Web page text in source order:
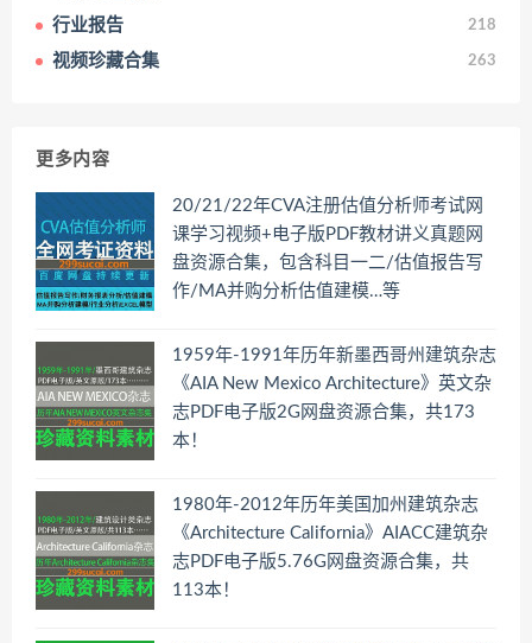
行业报告 218
视频珍藏合集 263
更多内容
20/21/22年CVA注册估值分析师考试网
课学习视频+电子版PDF教材讲义真题网
盘资源合集，包含科目一二/估值报告写
作/MA并购分析估值建模…等
1959年-1991年历年新墨西哥州建筑杂志
《AIA New Mexico Architecture》英文杂
志PDF电子版2G网盘资源合集，共173
本！
1980年-2012年历年美国加州建筑杂志
《Architecture California》AIACC建筑杂
志PDF电子版5.76G网盘资源合集，共
113本！